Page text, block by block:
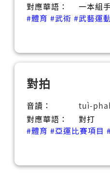
對應華語：
一本組
#體育 #武術 #武藝運動
對拍
音讀：
tuì-
對應華語：
對打
#體育 #亞運比賽項目